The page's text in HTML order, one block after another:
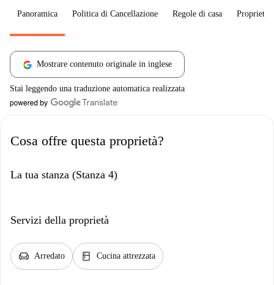
Panoramica Politica di Cancellazione Regole di casa
Mostrare contenuto originale in inglese
Stai leggendo una traduzione automatica realizzata
Cosa offre questa proprietà?
La tua stanza (Stanza 4)
Servizi della proprietà
chair Arredato kitchen Cucina attrezzata